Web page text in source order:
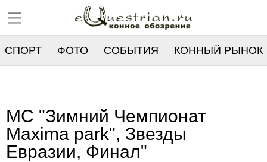
СПОРТ ФОТО СОБЫТИЯ КОННЫЙ РЫНОК
МС "Зимний Чемпионат
Маxima park", Звезды
Евразии, Финал"